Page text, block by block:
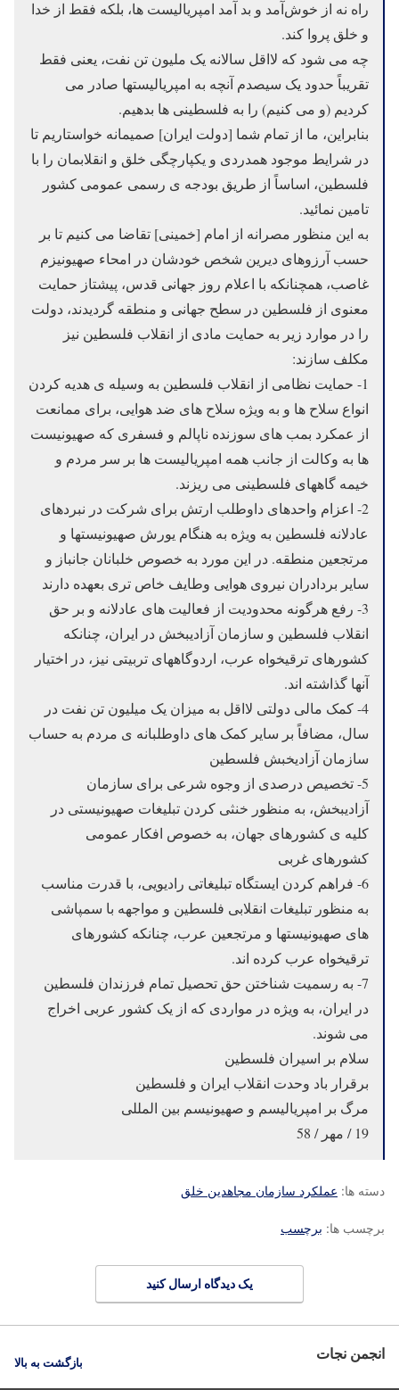
راه نه از خوش‌آمد و بد آمد امپریالیست ها، بلکه فقط از خدا
و خلق پروا کند.
چه می شود که لااقل سالانه یک ملیون تن نفت، یعنی فقط
تقریباً حدود یک سیصدم آنچه به امپریالیستها صادر می
کردیم (و می کنیم) را به فلسطینی ها بدهیم.
بنابراین، ما از تمام شما [دولت ایران] صمیمانه خواستاریم تا
در شرایط موجود همدردی و یکپارچگی خلق و انقلابمان را با
فلسطین، اساساً از طریق بودجه ی رسمی عمومی کشور
تامین نمائید.
به این منظور مصرانه از امام [خمینی] تقاضا می کنیم تا بر
حسب آرزوهای دیرین شخص خودشان در امحاء صهیونیزم
غاصب، همچنانکه با اعلام روز جهانی قدس، پیشتاز حمایت
معنوی از فلسطین در سطح جهانی و منطقه گردیدند، دولت
را در موارد زیر به حمایت مادی از انقلاب فلسطین نیز
مکلف سازند:
1- حمایت نظامی از انقلاب فلسطین به وسیله ی هدیه کردن
انواع سلاح ها و به ویژه سلاح های ضد هوایی، برای ممانعت
از عمکرد بمب های سوزنده ناپالم و فسفری که صهیونیست
ها به وکالت از جانب همه امپریالیست ها بر سر مردم و
خیمه گاههای فلسطینی می ریزند.
2- اعزام واحدهای داوطلب ارتش برای شرکت در نبردهای
عادلانه فلسطین به ویژه به هنگام یورش صهیونیستها و
مرتجعین منطقه. در این مورد به خصوص خلبانان جانباز و
سایر بردادران نیروی هوایی وطایف خاص تری بعهده دارند
3- رفع هرگونه محدودیت از فعالیت های عادلانه و بر حق
انقلاب فلسطین و سازمان آزادیبخش در ایران، چنانکه
کشورهای ترقیخواه عرب، اردوگاههای تربیتی نیز، در اختیار
آنها گذاشته اند.
4- کمک مالی دولتی لااقل به میزان یک میلیون تن نفت در
سال، مضافاً بر سایر کمک های داوطلبانه ی مردم به حساب
سازمان آزادیخبش فلسطین
5- تخصیص درصدی از وجوه شرعی برای سازمان
آزادیبخش، به منظور خنثی کردن تبلیغات صهیونیستی در
کلیه ی کشورهای جهان، به خصوص افکار عمومی
کشورهای غربی
6- فراهم کردن ایستگاه تبلیغاتی رادیویی، با قدرت مناسب
به منظور تبلیغات انقلابی فلسطین و مواجهه با سمپاشی
های صهیونیستها و مرتجعین عرب، چنانکه کشورهای
ترقیخواه عرب کرده اند.
7- به رسمیت شناختن حق تحصیل تمام فرزندان فلسطین
در ایران، به ویژه در مواردی که از یک کشور عربی اخراج
می شوند.
سلام بر اسیران فلسطین
برقرار باد وحدت انقلاب ایران و فلسطین
مرگ بر امپریالیسم و صهیونیسم بین المللی
19 / مهر / 58
دسته ها: عملکرد سازمان مجاهدین خلق
برچسب ها: برچسب
یک دیدگاه ارسال کنید
انجمن نجات بازگشت به بالا